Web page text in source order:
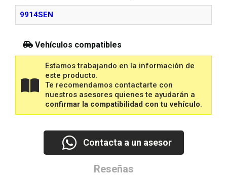
9914SEN
Vehículos compatibles
Estamos trabajando en la información de
este producto.
Te recomendamos contactarte con
nuestros asesores quienes te ayudarán a
confirmar la compatibilidad con tu vehículo.
Contacta a un asesor
Reseñas